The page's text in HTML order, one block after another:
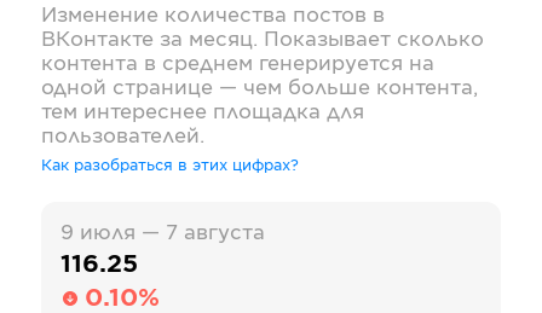
Изменение количества постов в
ВКонтакте за месяц. Показывает сколько
контента в среднем генерируется на
одной странице — чем больше контента,
тем интереснее площадка для
пользователей.
Как разобраться в этих цифрах?
9 июля — 7 августа
116.25
0.10%